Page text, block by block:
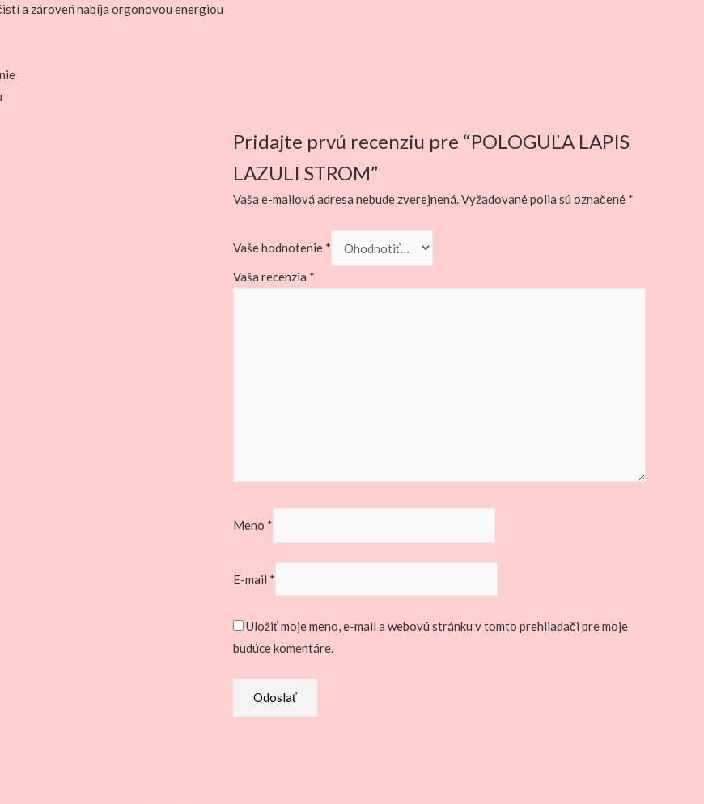
a zároveň nabíja orgonovou energiou
Pridajte prvú recenziu pre “POLOGUĽA LAPIS
LAZULI STROM”
Vaša e-mailová adresa nebude zverejnená.Vyžadované polia sú označené *
Vaše hodnotenie *
Vaša recenzia *
Meno *
E-mail *
Uložiť moje meno, e-mail a webovú stránku v tomto prehliadači pre moje
budúce komentáre.